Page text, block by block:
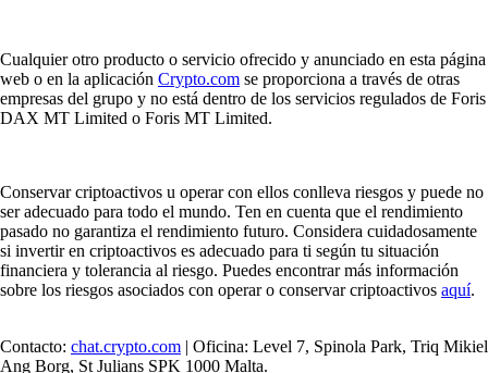
Cualquier otro producto o servicio ofrecido y anunciado en esta página
web o en la aplicación Crypto.com se proporciona a través de otras
empresas del grupo y no está dentro de los servicios regulados de Foris
DAX MT Limited o Foris MT Limited.
Conservar criptoactivos u operar con ellos conlleva riesgos y puede no
ser adecuado para todo el mundo. Ten en cuenta que el rendimiento
pasado no garantiza el rendimiento futuro. Considera cuidadosamente
si invertir en criptoactivos es adecuado para ti según tu situación
financiera y tolerancia al riesgo. Puedes encontrar más información
sobre los riesgos asociados con operar o conservar criptoactivos aquí.
Contacto: chat.crypto.com | Oficina: Level 7, Spinola Park, Triq Mikiel
Ang Borg, St Julians SPK 1000 Malta.